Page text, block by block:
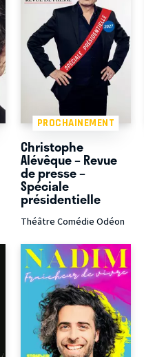
PROCHAINEMENT
Christophe
Alévêque – Revue
de presse –
Spéciale
présidentielle
Théâtre Comédie Odéon